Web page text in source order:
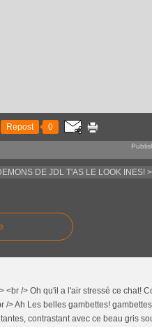
Repost 0
DE JDL T'AS LE LOOK INES!
<br /> Oh qu'il a l'air stressé ce chat!
/> Ah Les belles gambettes!
contrastant avec ce beau gris